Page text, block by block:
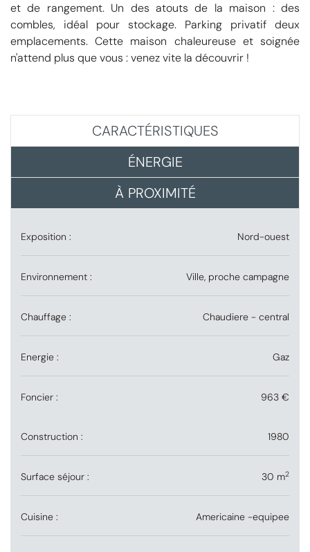
et de rangement. Un des atouts de la maison : des
combles, idéal pour stockage. Parking privatif deux
emplacements. Cette maison chaleureuse et soignée
n'attend plus que vous : venez vite la découvrir !
CARACTÉRISTIQUES
ÉNERGIE
À PROXIMITÉ
Exposition : Nord-ouest
Environnement : Ville, proche campagne
Chauffage : Chaudiere - central
Energie : Gaz
Foncier : 963 €
Construction : 1980
Surface séjour : 30 m2
Cuisine : Americaine -equipee